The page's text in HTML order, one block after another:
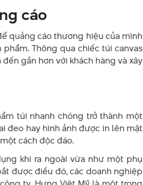
cáo
quảng cáo thương hiệu của mình
Thông qua chiếc túi canvas
gần hơn với khách hàng và xây
túi nhanh chóng trở thành một
đeo hay hình ảnh được in lên mặt
cách độc đáo.
khi ra ngoài vừa như một phụ
được điều đó, các doanh nghiệp